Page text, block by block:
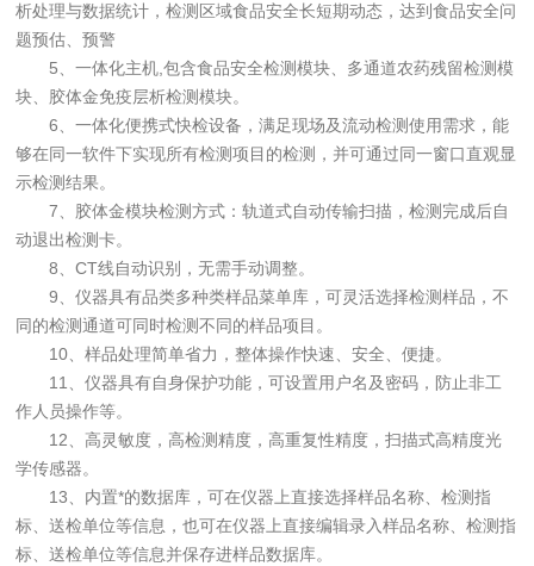
析处理与数据统计，检测区域食品安全长短期动态，达到食品安全问
题预估、预警
5、一体化主机,包含食品安全检测模块、多通道农药残留检测模
块、胶体金免疫层析检测模块。
6、一体化便携式快检设备，满足现场及流动检测使用需求，能
够在同一软件下实现所有检测项目的检测，并可通过同一窗口直观显
示检测结果。
7、胶体金模块检测方式：轨道式自动传输扫描，检测完成后自
动退出检测卡。
8、CT线自动识别，无需手动调整。
9、仪器具有品类多种类样品菜单库，可灵活选择检测样品，不
同的检测通道可同时检测不同的样品项目。
10、样品处理简单省力，整体操作快速、安全、便捷。
11、仪器具有自身保护功能，可设置用户名及密码，防止非工
作人员操作等。
12、高灵敏度，高检测精度，高重复性精度，扫描式高精度光
学传感器。
13、内置*的数据库，可在仪器上直接选择样品名称、检测指
标、送检单位等信息，也可在仪器上直接编辑录入样品名称、检测指
标、送检单位等信息并保存进样品数据库。